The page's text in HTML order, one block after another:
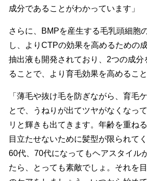
成分であることがわかっています」
さらに、BMPを産生する毛乳頭細胞
し、よりCTPの効果を高めるための
抽出液も開発されており、2つの成分
ることで、より育毛効果を高めること
「薄毛や抜け毛を防ぎながら、育毛
とで、うねりが出てツヤがなくなっ
リと輝きも出てきます。年齢を重ね
目立たせないために髪型が限られてく
60代、70代になってもヘアスタイル
たら、とっても素敵でしょ。それを